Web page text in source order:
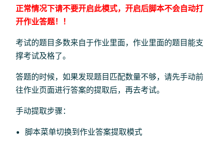
正常情况下请不要开启此模式，开启后脚本不会自动打
开作业答题！！
考试的题目多数来自于作业里面，作业里面的题目能支
撑考试及格了。
答题的时候，如果发现题目匹配数量不够，请先手动前
往作业页面进行答案的提取后，再去考试。
手动提取步骤：
脚本菜单切换到作业答案提取模式